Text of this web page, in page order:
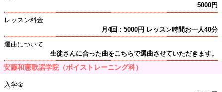
5000円
レッスン料金
月4回：5000円 レッスン時間お一人40分
選曲について
生徒さんに合った曲をこちらで選曲させていただきます。
安藤和憲歌謡学院（ボイストレーニング科）
入学金